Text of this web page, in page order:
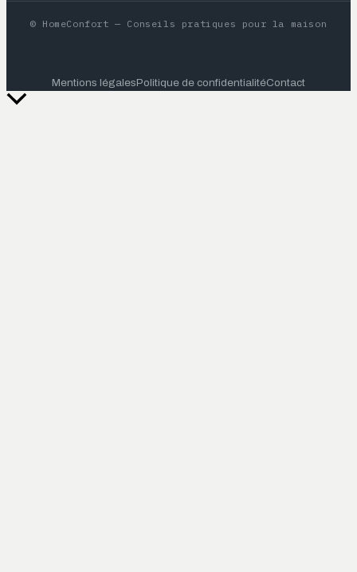
© HomeConfort — Conseils pratiques pour la maison
Mentions légalesPolitique de confidentialitéContact